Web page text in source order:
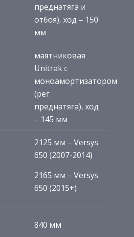
преднатяга и
отбоя), ход – 150
мм
маятниковая
Unitrak с
моноамортизатором
(рег.
преднатяга), ход
– 145 мм
2125 мм – Versys
650 (2007-2014)
2165 мм – Versys
650 (2015+)
840 мм